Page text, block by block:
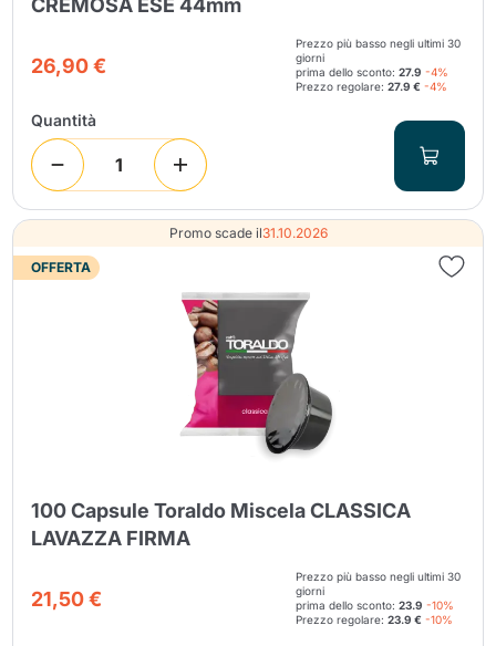
CREMOSA ESE 44mm
26,90 €
Prezzo più basso negli ultimi 30
giorni
prima dello sconto: 27.9 -4%
Prezzo regolare: 27.9 € -4%
Quantità
Promo scade il31.10.2026
OFFERTA
100 Capsule Toraldo Miscela CLASSICA
LAVAZZA FIRMA
21,50 €
Prezzo più basso negli ultimi 30
giorni
prima dello sconto: 23.9 -10%
Prezzo regolare: 23.9 € -10%